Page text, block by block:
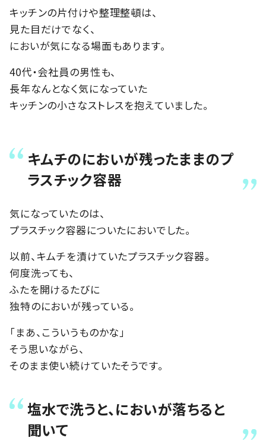
キッチンの片付けや整理整頓は、
見た目だけでなく、
においが気になる場面もあります。
40代・会社員の男性も、
長年なんとなく気になっていた
キッチンの小さなストレスを抱えていました。
キムチのにおいが残ったままのプ
ラスチック容器
気になっていたのは、
プラスチック容器についたにおいでした。
以前、キムチを漬けていたプラスチック容器。
何度洗っても、
ふたを開けるたびに
独特のにおいが残っている。
「まあ、こういうものかな」
そう思いながら、
そのまま使い続けていたそうです。
塩水で洗うと、においが落ちると
聞いて